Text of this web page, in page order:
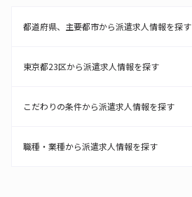
都道府県、主要都市から派遣求人情報を探す
東京都23区から派遣求人情報を探す
こだわりの条件から派遣求人情報を探す
職種・業種から派遣求人情報を探す